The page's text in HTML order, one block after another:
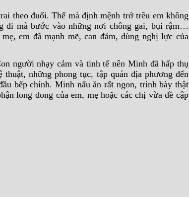
theo đuổi. Thế mà định mệnh trớ trêu em không
đi mà bước vào những nơi chông gai, bụi rậm…
em đã mạnh mẽ, can đảm, dùng nghị lực của
người nhạy cảm và tinh tế nên Minh đã hấp thụ
những phong tục, tập quán địa phương đến
bếp chính. Minh nấu ăn rất ngon, trình bày thật
long đong của em, mẹ hoặc các chị vừa đề cập